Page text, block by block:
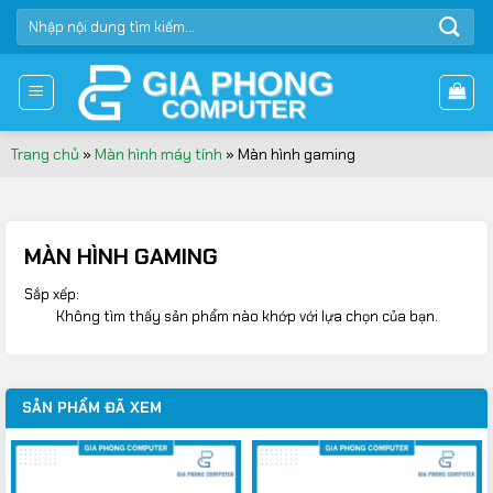
Bỏ
qua
dung
TÌM
KIẾM:
Trang chủ » Màn hình máy tính » Màn hình gaming
MÀN HÌNH GAMING
Sắp xếp:
Không tìm thấy sản phẩm nào khớp với lựa chọn của bạn.
SẢN PHẨM ĐÃ XEM